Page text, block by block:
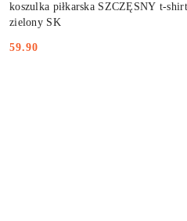
koszulka piłkarska SZCZĘSNY t-
zielony SK
Cena:
59.90